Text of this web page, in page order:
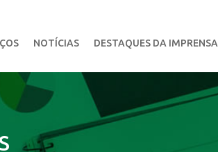
NOTÍCIAS DESTAQUES DA IMPRENSA